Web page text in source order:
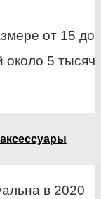
от 15 до
5 тысяч
в 2020